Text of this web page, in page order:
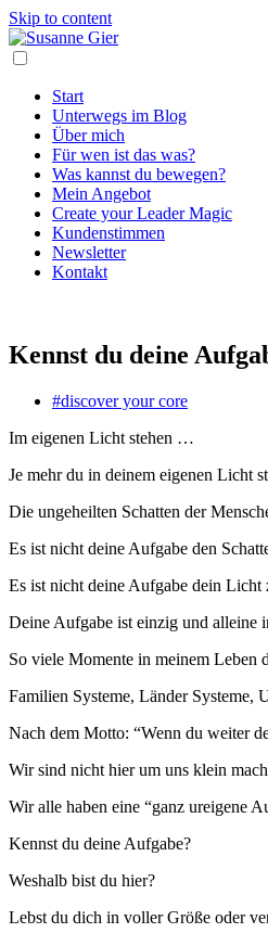
Skip to content
Start
Unterwegs im Blog
Über mich
Für wen ist das was?
Was kannst du bewegen?
Mein Angebot
Create your Leader Magic
Kundenstimmen
Newsletter
Kontakt
Kennst du deine
#discover your core
Im eigenen Licht stehen …
Je mehr du in deinem eigenen Licht
Die ungeheilten Schatten der
Es ist nicht deine Aufgabe den
Es ist nicht deine Aufgabe dein Licht
Deine Aufgabe ist einzig und alleine
So viele Momente in meinem Leben
Familien Systeme, Länder Systeme,
Nach dem Motto: “Wenn du weiter
Wir sind nicht hier um uns klein
Wir alle haben eine “ganz ureigene
Kennst du deine Aufgabe?
Weshalb bist du hier?
Lebst du dich in voller Größe oder